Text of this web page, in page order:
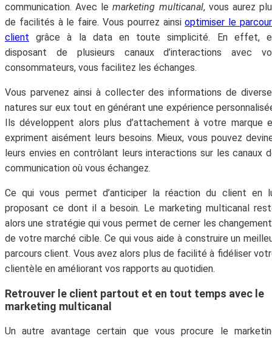
communication. Avec lemarketing multicanal, vous aurez
de facilités à le faire. Vous pourrez ainsioptimiser le
client grâce à la data en toute simplicité. En effet,
disposant de plusieurs canaux d’interactions avec
consommateurs, vous facilitez les échanges.
Vous parvenez ainsi à collecter des informations de
natures sur eux tout en générant une expérience
Ils développent alors plus d’attachement à votre marque
expriment aisément leurs besoins. Mieux, vous pouvez
leurs envies en contrôlant leurs interactions sur les canaux
communication où vous échangez.
Ce qui vous permet d’anticiper la réaction du client en
proposant ce dont il a besoin. Le marketing multicanal
alors une stratégie qui vous permet de cerner les
de votre marché cible. Ce qui vous aide à construire un
parcours client. Vous avez alors plus de facilité à fidéliser
clientèle en améliorant vos rapports au quotidien.
Retrouver le client partout et en tout temps avec le
marketing multicanal
Un autre avantage certain que vous procure le